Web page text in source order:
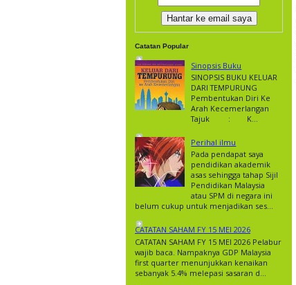
Catatan Popular
Sinopsis Buku
SINOPSIS BUKU KELUAR
DARI TEMPURUNG
Pembentukan Diri Ke
Arah Kecemerlangan
Tajuk : K...
Perihal ilmu
Pada pendapat saya
pendidikan akademik
asas sehingga tahap Sijil
Pendidikan Malaysia
atau SPM di negara ini
belum cukup untuk menjadikan ses...
CATATAN SAHAM FY 15 MEI 2026
CATATAN SAHAM FY 15 MEI 2026 Pelabur
wajib baca. Nampaknya GDP Malaysia
first quarter menunjukkan kenaikan
sebanyak 5.4% melepasi sasaran d...